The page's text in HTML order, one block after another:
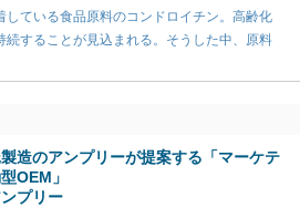
している食品原料のコンドロイチン。高齢化
続することが見込まれる。そうした中、原料
造のアンプリーが提案する「マーケテ
OEM」
プリー